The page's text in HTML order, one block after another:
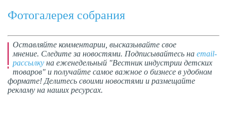
Фотогалерея собрания
Оставляйте комментарии, высказывайте свое
мнение. Следите за новостями. Подписывайтесь на email-
рассылку на еженедельный "Вестник индустрии детских
товаров" и получайте самое важное о бизнесе в удобном
формате! Делитесь своими новостями и размещайте
рекламу на наших ресурсах.